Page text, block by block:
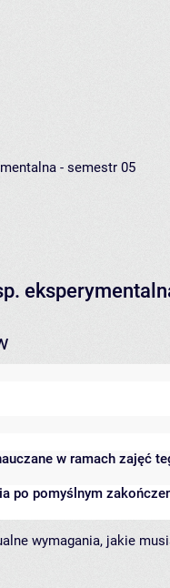
- semestr 05
w ramach zajęć
po pomyślnym
wymagania, jakie